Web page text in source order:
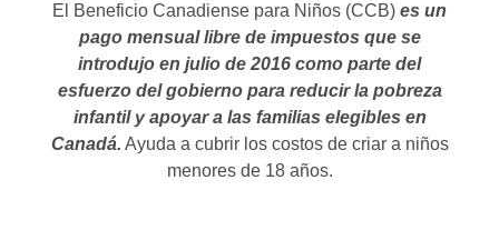
El Beneficio Canadiense para Niños (CCB) es un
pago mensual libre de impuestos que se
introdujo en julio de 2016 como parte del
esfuerzo del gobierno para reducir la pobreza
infantil y apoyar a las familias elegibles en
Canadá. Ayuda a cubrir los costos de criar a niños
menores de 18 años.